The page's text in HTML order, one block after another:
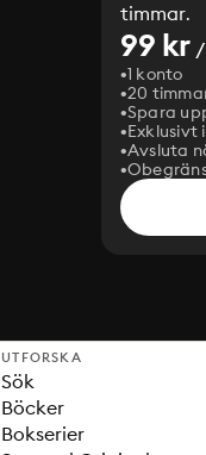
timmar.
99 kr/
1 konto
20
Spara
Exklusivt
Avsluta
UTFORSKA
Sök
Böcker
Bokserier